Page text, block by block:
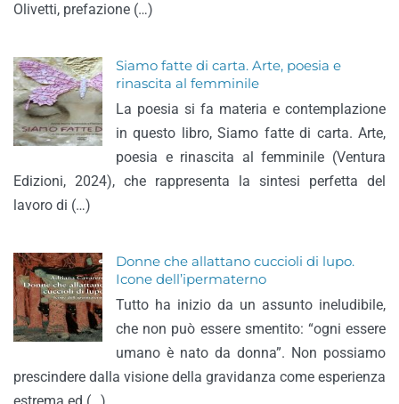
Olivetti, prefazione (…)
Siamo fatte di carta. Arte, poesia e
rinascita al femminile
La poesia si fa materia e contemplazione
in questo libro, Siamo fatte di carta. Arte,
poesia e rinascita al femminile (Ventura
Edizioni, 2024), che rappresenta la sintesi perfetta del
lavoro di (…)
Donne che allattano cuccioli di lupo.
Icone dell’ipermaterno
Tutto ha inizio da un assunto ineludibile,
che non può essere smentito: “ogni essere
umano è nato da donna”. Non possiamo
prescindere dalla visione della gravidanza come esperienza